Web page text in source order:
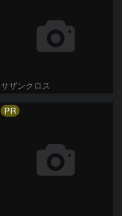
サザンクロス
PR